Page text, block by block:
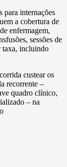
para internações
a cobertura de
enfermagem,
sessões de
taxa, incluindo
custear os
recorrente –
quadro clínico,
– na